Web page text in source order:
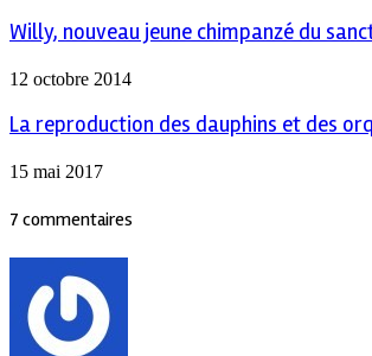
Willy, nouveau jeune chimpanzé du
12 octobre 2014
La reproduction des dauphins et des
15 mai 2017
7 commentaires